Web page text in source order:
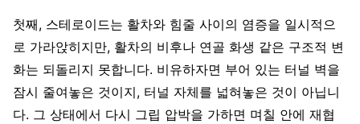
첫째, 스테로이드는 활차와 힘줄 사이의 염증을 일시적으
로 가라앉히지만, 활차의 비후나 연골 화생 같은 구조적 변
화는 되돌리지 못합니다. 비유하자면 부어 있는 터널 벽을
잠시 줄여놓은 것이지, 터널 자체를 넓혀놓은 것이 아닙니
다. 그 상태에서 다시 그립 압박을 가하면 며칠 안에 재협